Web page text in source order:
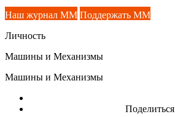
Наш журнал ММ Поддержать ММ
Личность
Машины и Механизмы
Машины и Механизмы
Поделиться